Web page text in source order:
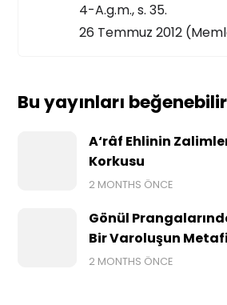
4-A.g.m., s. 35.
26 Temmuz 2012
Bu yayınları
A‘râf Ehlinin
Korkusu
2 MONTHS ÖNCE
Gönül
Bir Varoluşun
2 MONTHS ÖNCE